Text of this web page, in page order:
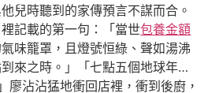
兒時聽到的家傳預言不謀而合。
記載的第一句：「當世包養金額
味籠罩，且燈號恒綠、聲如湯沸
來之時。」「七點五個地球年…
廖沾沾猛地衝回店裡，衝到後廚，